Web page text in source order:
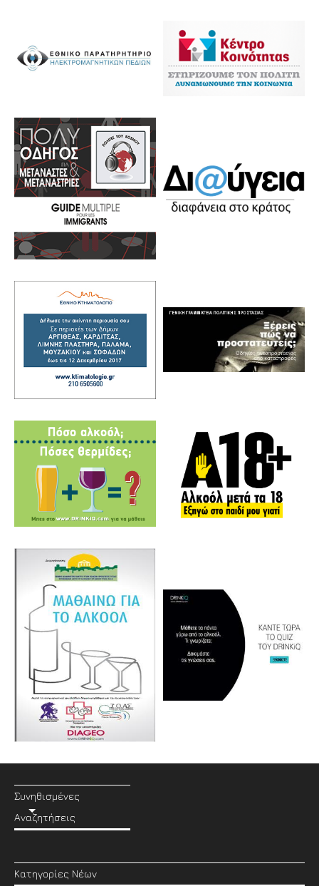
Συνηθισμένες
Αναζητήσεις
Κατηγορίες Νέων